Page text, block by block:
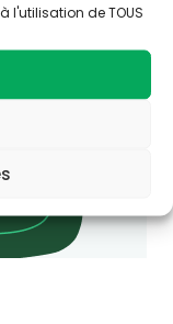
l'utilisation de TOUS